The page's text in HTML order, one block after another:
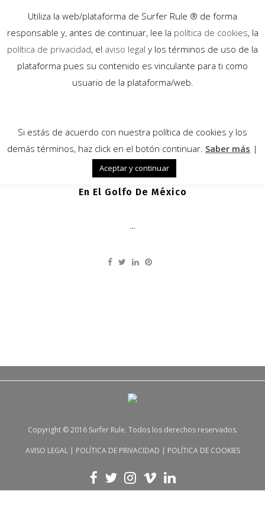
18
Catástrofe: Vertido De Petroleo
En El Golfo De México
...
Copyright © 2016 Surfer Rule. Todos los derechos reservados.
AVISO LEGAL| POLÍTICA DE PRIVACIDAD | POLÍTICA DE COOKIES
Utiliza la web/plataforma de Surfer Rule ® de forma
responsable y, antes de continuar, lee la política de cookies, la
política de privacidad, el aviso legal y los términos de uso de la
plataforma pues su contenido es vinculante para ti como
usuario de la plataforma/web.
Si estás de acuerdo con nuestra política de cookies y los
demás términos, haz click en el botón continuar. Saber más |
Aceptar y continuar